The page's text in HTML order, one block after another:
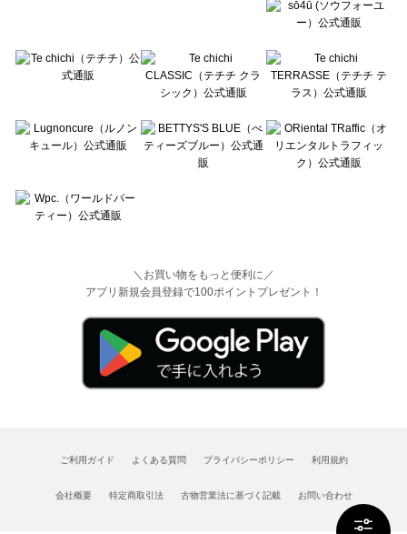
＼お買い物をもっと便利に／
アプリ新規会員登録で100ポイントプレゼント！
ご利用ガイド よくある質問 プライバシーポリシー 利用規約
会社概要 特定商取引法 古物営業法に基づく記載 お問い合わせ